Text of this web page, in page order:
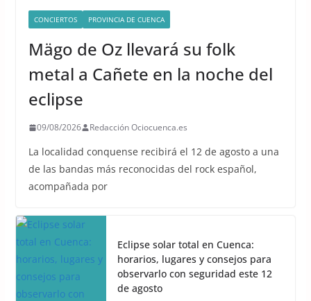
CONCIERTOS PROVINCIA DE CUENCA
Mägo de Oz llevará su folk
metal a Cañete en la noche del
eclipse
09/08/2026 Redacción Ociocuenca.es
La localidad conquense recibirá el 12 de agosto a una
de las bandas más reconocidas del rock español,
acompañada por
Eclipse solar total en Cuenca:
horarios, lugares y consejos para
observarlo con seguridad este 12
de agosto